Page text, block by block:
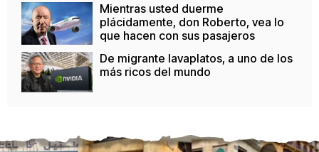
Mientras usted duerme
plácidamente, don Roberto, vea lo
que hacen con sus pasajeros
De migrante lavaplatos, a uno de los
más ricos del mundo